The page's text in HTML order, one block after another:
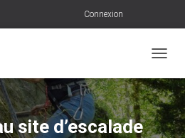
h
Connexion
site d’escalade